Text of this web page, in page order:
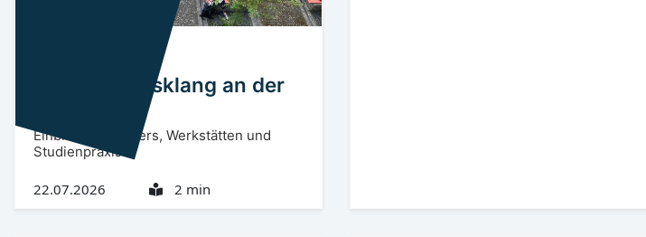
Semesterausklang an der
Einblicke in Ateliers, Werkstätten und
Studienpraxis
22.07.2026 2 min